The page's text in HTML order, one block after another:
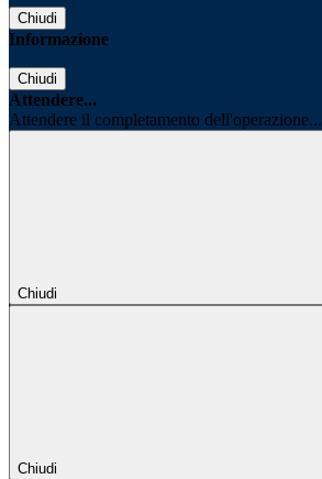
Chiudi
Informazione
Chiudi
Attendere...
Attendere il completamento dell'operazione...
Chiudi
Chiudi